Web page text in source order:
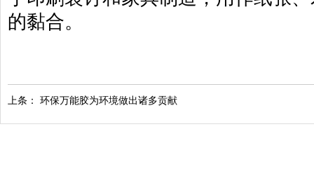
的黏合。
上条： 环保万能胶为环境做出诸多贡献